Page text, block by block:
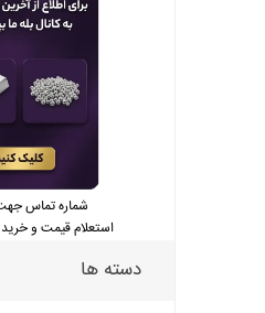
شماره تماس
استعلام قیمت و خرید 09120149274
دسته ها